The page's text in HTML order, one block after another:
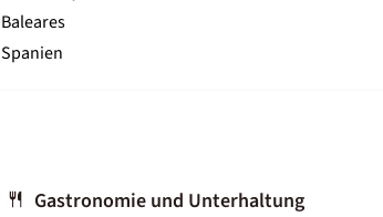
Baleares
Spanien
Gastronomie und Unterhaltung